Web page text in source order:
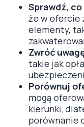
Sprawdź,
że w ofercie
elementy,
Zwróć
takie jak
Porównuj
mogą
kierunki,
porównanie